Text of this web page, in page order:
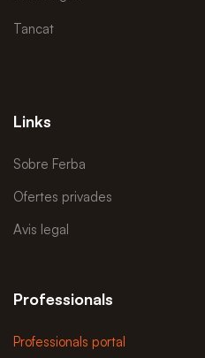
Tancat
Links
Sobre Ferba
Ofertes privades
Avis legal
Professionals
Professionals portal